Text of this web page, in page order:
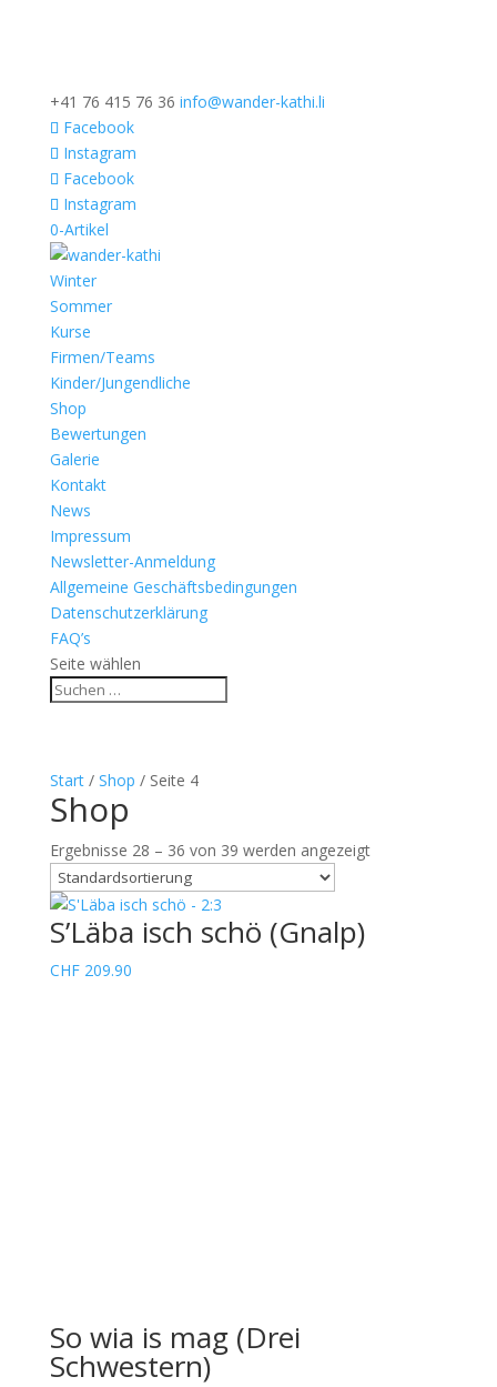
+41 76 415 76 36 info@wander-kathi.li
Facebook
Instagram
Facebook
Instagram
0-Artikel
Winter
Sommer
Kurse
Firmen/Teams
Kinder/Jungendliche
Shop
Bewertungen
Galerie
Kontakt
News
Impressum
Newsletter-Anmeldung
Allgemeine Geschäftsbedingungen
Datenschutzerklärung
FAQ’s
Seite wählen
Start/ Shop / Seite 4
Shop
Ergebnisse 28 – 36 von 39 werden angezeigt
S’Läba isch schö (Gnalp)
CHF209.90
So wia is mag (Drei
Schwestern)